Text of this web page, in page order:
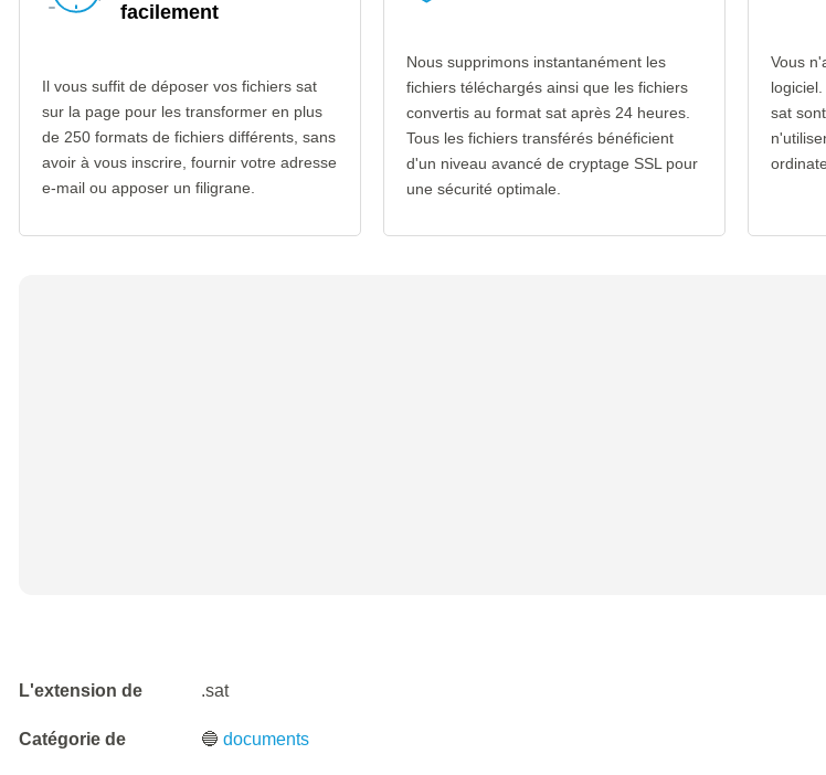
facilement
Il vous suffit de déposer vos fichiers sat
sur la page pour les transformer en plus
de 250 formats de fichiers différents, sans
avoir à vous inscrire, fournir votre adresse
e-mail ou apposer un filigrane.
Nous supprimons instantanément les
fichiers téléchargés ainsi que les fichiers
convertis au format sat après 24 heures.
Tous les fichiers transférés bénéficient
d'un niveau avancé de cryptage SSL pour
une sécurité optimale.
Vous
sat
L'extension de .sat
Catégorie de 🔵documents